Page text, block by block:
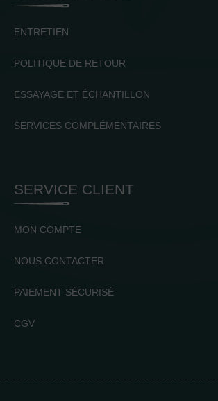
ENTRETIEN
POLITIQUE DE RETOUR
ESSAYAGE ET ÉCHANTILLON
SERVICES COMPLÉMENTAIRES
SERVICE CLIENT
MON COMPTE
NOUS CONTACTER
PAIEMENT SÉCURISÉ
CGV